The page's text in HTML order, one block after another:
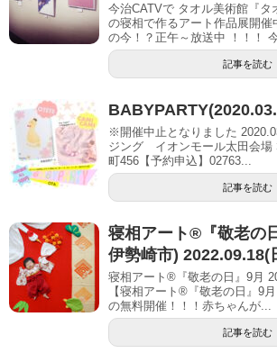
今治CATVで タオル美術館『タ
の寝相で作るアート作品展開催
の今！？正午～放送中 ！！！
記事を読む
※開催中止となりました
ジング イオンモール太田会場
町456【予約申込】02763...
記事を読む
寝相アート®︎『敬老の
伊勢崎市) 2022.09.18(
寝相アート®『敬老の日』9月
【寝相アート®︎『敬老の日』9
の無料開催！！！赤ちゃんが...
記事を読む